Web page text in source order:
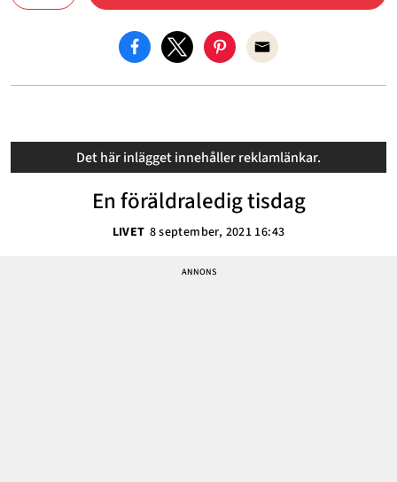
Det här inlägget innehåller reklamlänkar.
En föräldraledig tisdag
LIVET 8 september, 2021 16:43